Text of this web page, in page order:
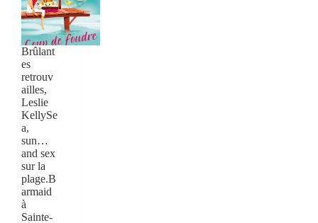
Brûlant
es
retrouv
ailles,
Leslie
KellySe
a,
sun…
and sex
sur la
plage.B
armaid
à
Sainte-